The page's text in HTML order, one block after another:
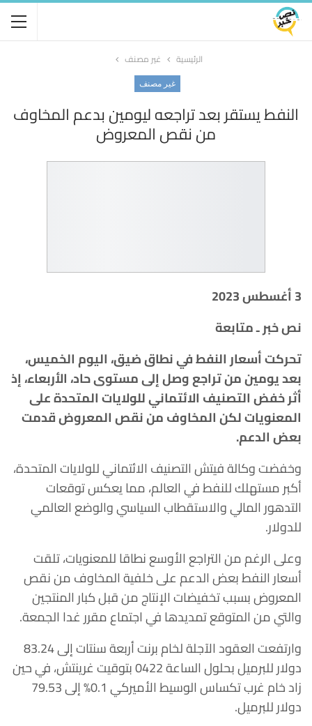
الرئيسية غير مصنف
غير مصنف
النفط يستقر بعد تراجعه ليومين بدعم المخاوف
من نقص المعروض
3 أغسطس 2023
نص خبر ـ متابعة
تحركت أسعار النفط في نطاق ضيق، اليوم الخميس،
بعد يومين من تراجع وصل إلى مستوى حاد، الأربعاء، إذ
أثر خفض التصنيف الائتماني للولايات المتحدة على
المعنويات لكن المخاوف من نقص المعروض قدمت
بعض الدعم.
وخفضت وكالة فيتش التصنيف الائتماني للولايات المتحدة،
أكبر مستهلك للنفط في العالم، مما يعكس توقعات
التدهور المالي والاستقطاب السياسي والوضع العالمي
للدولار.
وعلى الرغم من التراجع الأوسع نطاقا للمعنويات، تلقت
أسعار النفط بعض الدعم على خلفية المخاوف من نقص
المعروض بسبب تخفيضات الإنتاج من قبل كبار المنتجين
والتي من المتوقع تمديدها في اجتماع مقرر غدا الجمعة.
وارتفعت العقود الآجلة لخام برنت أربعة سنتات إلى 83.24
دولار للبرميل بحلول الساعة 0422 بتوقيت غرينتش، في حين
زاد خام غرب تكساس الوسيط الأميركي 0.1% إلى 79.53
دولار للبرميل.